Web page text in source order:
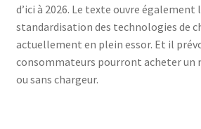
d’ici à 2026. Le texte ouvre également
standardisation des technologies de
actuellement en plein essor. Et il
consommateurs pourront acheter un
ou sans chargeur.